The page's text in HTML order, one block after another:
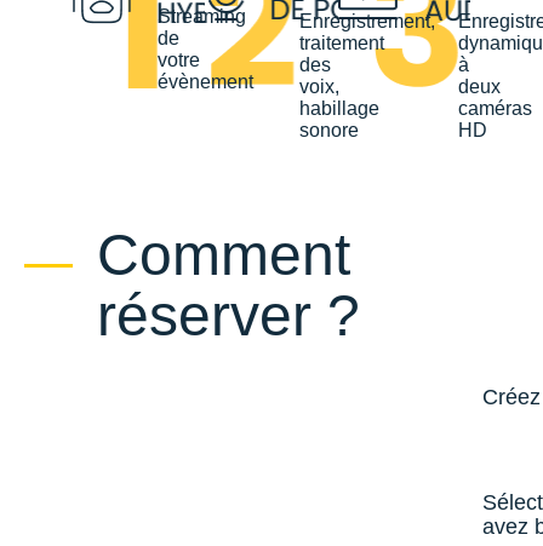
Streaming
de
votre
évènement
Enregistrement,
traitement
des
voix,
habillage
sonore
à
deux
caméras
HD
Comment
réserver ?
avez